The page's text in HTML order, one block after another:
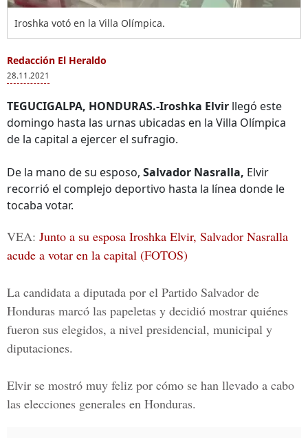
Iroshka votó en la Villa Olímpica.
Redacción El Heraldo
28.11.2021
TEGUCIGALPA, HONDURAS.-Iroshka Elvir llegó este
domingo hasta las urnas ubicadas en la Villa Olímpica
de la capital a ejercer el sufragio.
De la mano de su esposo, Salvador Nasralla, Elvir
recorrió el complejo deportivo hasta la línea donde le
tocaba votar.
VEA: Junto a su esposa Iroshka Elvir, Salvador Nasralla
acude a votar en la capital (FOTOS)
La candidata a diputada por el Partido Salvador de
Honduras marcó las papeletas y decidió mostrar quiénes
fueron sus elegidos, a nivel presidencial, municipal y
diputaciones.
Elvir se mostró muy feliz por cómo se han llevado a cabo
las elecciones generales en Honduras.